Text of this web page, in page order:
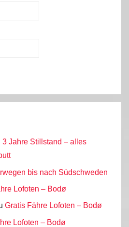
3 Jahre Stillstand – alles
bis nach Südschweden
Lofoten – Bodø
Gratis Fähre Lofoten – Bodø
Lofoten – Bodø